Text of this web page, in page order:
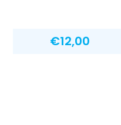
€12,00